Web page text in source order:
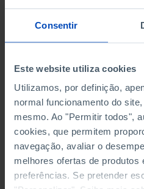
Consentir
Este website utiliza cookies
Utilizamos, por definição,
normal funcionamento do
mesmo. Ao "Permitir todos",
cookies, que permitem
navegação, avaliar o
melhores ofertas de
preferências. Se pretender
Slovakia
Estonia
Finland
France
Greece
Hungary
Ireland
Italy
Latvia